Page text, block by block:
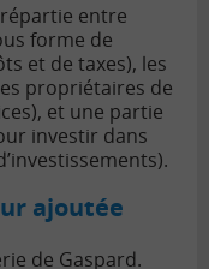
entre
forme de
et de taxes), les
propriétaires de
et une partie
investir dans
ajoutée
de Gaspard.